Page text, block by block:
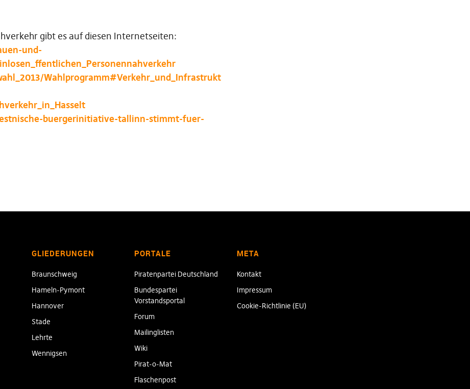
gibt es auf diesen Internetseiten:
und-
Wahlprogramm#Verkehr_und_Infrastrukt
buergerinitiative-tallinn-stimmt-fuer-
GLIEDERUNGEN
Braunschweig
Hameln-Pymont
Hannover
Stade
Lehrte
Wennigsen
PORTALE
Piratenpartei Deutschland
Bundespartei
Vorstandsportal
Forum
Mailinglisten
Wiki
Pirat-o-Mat
Flaschenpost
META
Kontakt
Impressum
Cookie-Richtlinie (EU)